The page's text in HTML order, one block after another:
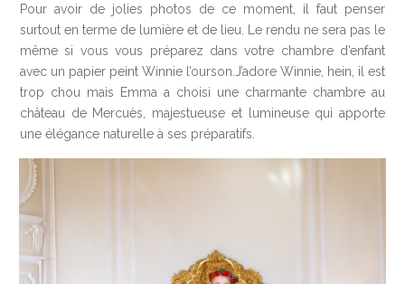
Pour avoir de jolies photos de ce moment, il faut penser
surtout en terme de lumière et de lieu. Le rendu ne sera pas le
même si vous vous préparez dans votre chambre d’enfant
avec un papier peint Winnie l’ourson.J’adore Winnie, hein, il est
trop chou mais Emma a choisi une charmante chambre au
château de Mercuès, majestueuse et lumineuse qui apporte
une élégance naturelle à ses préparatifs.